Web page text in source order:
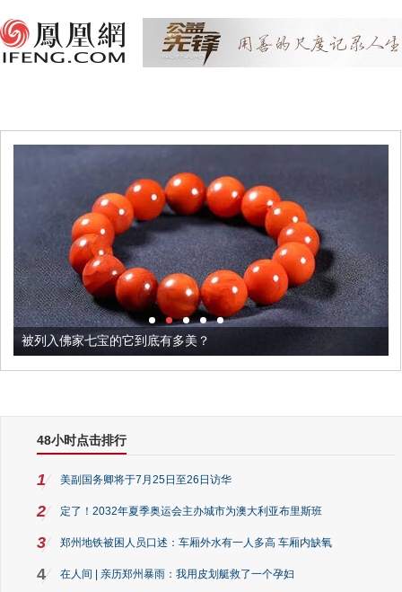
被列入佛家七宝的它到底有多美？
48小时点击排行
1 美副国务卿将于7月25日至26日访华
2 定了！2032年夏季奥运会主办城市为澳大利亚布里斯班
3 郑州地铁被困人员口述：车厢外水有一人多高 车厢内缺氧
4 在人间 | 亲历郑州暴雨：我用皮划艇救了一个孕妇